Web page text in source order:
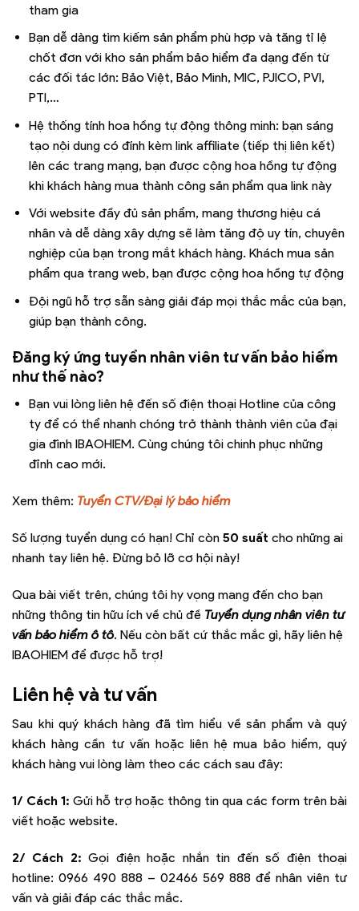
tham gia
Bạn dễ dàng tìm kiếm sản phẩm phù hợp và tăng tỉ lệ
chốt đơn với kho sản phẩm bảo hiểm đa dạng đến từ
các đối tác lớn: Bảo Việt, Bảo Minh, MIC, PJICO, PVI,
PTI,…
Hệ thống tính hoa hồng tự động thông minh: bạn sáng
tạo nội dung có đính kèm link affiliate (tiếp thị liên kết)
lên các trang mạng, bạn được cộng hoa hồng tự động
khi khách hàng mua thành công sản phẩm qua link này
Với website đầy đủ sản phẩm, mang thương hiệu cá
nhân và dễ dàng xây dựng sẽ làm tăng độ uy tín, chuyên
nghiệp của bạn trong mắt khách hàng. Khách mua sản
phẩm qua trang web, bạn được cộng hoa hồng tự động
Đội ngũ hỗ trợ sẵn sàng giải đáp mọi thắc mắc của bạn,
giúp bạn thành công.
Đăng ký ứng tuyển nhân viên tư vấn bảo hiểm
như thế nào?
Bạn vui lòng liên hệ đến số điện thoại Hotline của công
ty để có thể nhanh chóng trở thành thành viên của đại
gia đình IBAOHIEM. Cùng chúng tôi chinh phục những
đỉnh cao mới.
Xem thêm: Tuyển CTV/Đại lý bảo hiểm
Số lượng tuyển dụng có hạn! Chỉ còn 50 suất cho những ai
nhanh tay liên hệ. Đừng bỏ lỡ cơ hội này!
Qua bài viết trên, chúng tôi hy vọng mang đến cho bạn
những thông tin hữu ích về chủ đề Tuyển dụng nhân viên tư
vấn bảo hiểm ô tô. Nếu còn bất cứ thắc mắc gì, hãy liên hệ
IBAOHIEM để được hỗ trợ!
Liên hệ và tư vấn
Sau khi quý khách hàng đã tìm hiểu về sản phẩm và quý
khách hàng cần tư vấn hoặc liên hệ mua bảo hiểm, quý
khách hàng vui lòng làm theo các cách sau đây:
1/ Cách 1: Gửi hỗ trợ hoặc thông tin qua các form trên bài
viết hoặc website.
2/ Cách 2: Gọi điện hoặc nhắn tin đến số điện thoại
hotline: 0966 490 888 – 02466 569 888 để nhân viên tư
vấn và giải đáp các thắc mắc.